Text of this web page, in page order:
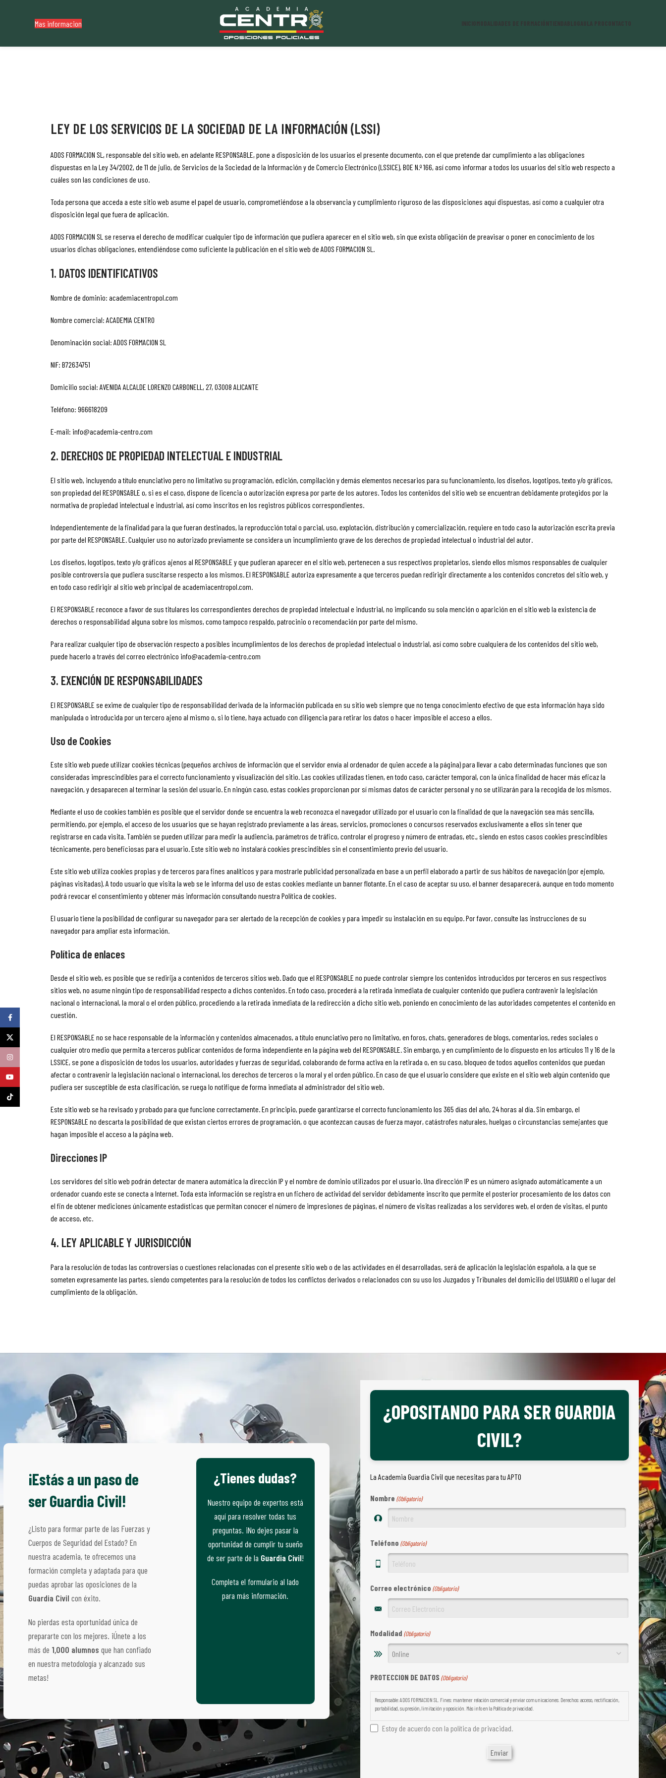
Mas informacion
LEY DE LOS SERVICIOS DE LA SOCIEDAD DE LA INFORMACIÓN (LSSI)
ADOS FORMACION SL, responsable del sitio web, en adelante RESPONSABLE, pone a disposición de los usuarios el presente documento, con el que pretende dar cumplimiento a las obligaciones
dispuestas en la Ley 34/2002, de 11 de julio, de Servicios de la Sociedad de la Información y de Comercio Electrónico (LSSICE), BOE N.º 166, así como informar a todos los usuarios del sitio web respecto a
cuáles son las condiciones de uso.
Toda persona que acceda a este sitio web asume el papel de usuario, comprometiéndose a la observancia y cumplimiento riguroso de las disposiciones aquí dispuestas, así como a cualquier otra
disposición legal que fuera de aplicación.
ADOS FORMACION SL se reserva el derecho de modificar cualquier tipo de información que pudiera aparecer en el sitio web, sin que exista obligación de preavisar o poner en conocimiento de los
usuarios dichas obligaciones, entendiéndose como suficiente la publicación en el sitio web de ADOS FORMACION SL.
1. DATOS IDENTIFICATIVOS
Nombre de dominio: academiacentropol.com
Nombre comercial: ACADEMIA CENTRO
Denominación social: ADOS FORMACION SL
NIF: B72634751
Domicilio social: AVENIDA ALCALDE LORENZO CARBONELL, 27, 03008 ALICANTE
Teléfono: 966618209
E-mail: info@academia-centro.com
2. DERECHOS DE PROPIEDAD INTELECTUAL E INDUSTRIAL
El sitio web, incluyendo a título enunciativo pero no limitativo su programación, edición, compilación y demás elementos necesarios para su funcionamiento, los diseños, logotipos, texto y/o gráficos,
son propiedad del RESPONSABLE o, si es el caso, dispone de licencia o autorización expresa por parte de los autores. Todos los contenidos del sitio web se encuentran debidamente protegidos por la
normativa de propiedad intelectual e industrial, así como inscritos en los registros públicos correspondientes.
Independientemente de la finalidad para la que fueran destinados, la reproducción total o parcial, uso, explotación, distribución y comercialización, requiere en todo caso la autorización escrita previa
por parte del RESPONSABLE. Cualquier uso no autorizado previamente se considera un incumplimiento grave de los derechos de propiedad intelectual o industrial del autor.
Los diseños, logotipos, texto y/o gráficos ajenos al RESPONSABLE y que pudieran aparecer en el sitio web, pertenecen a sus respectivos propietarios, siendo ellos mismos responsables de cualquier
posible controversia que pudiera suscitarse respecto a los mismos. El RESPONSABLE autoriza expresamente a que terceros puedan redirigir directamente a los contenidos concretos del sitio web, y
en todo caso redirigir al sitio web principal de academiacentropol.com.
El RESPONSABLE reconoce a favor de sus titulares los correspondientes derechos de propiedad intelectual e industrial, no implicando su sola mención o aparición en el sitio web la existencia de
derechos o responsabilidad alguna sobre los mismos, como tampoco respaldo, patrocinio o recomendación por parte del mismo.
Para realizar cualquier tipo de observación respecto a posibles incumplimientos de los derechos de propiedad intelectual o industrial, así como sobre cualquiera de los contenidos del sitio web,
puede hacerlo a través del correo electrónico info@academia-centro.com
3. EXENCIÓN DE RESPONSABILIDADES
El RESPONSABLE se exime de cualquier tipo de responsabilidad derivada de la información publicada en su sitio web siempre que no tenga conocimiento efectivo de que esta información haya sido
manipulada o introducida por un tercero ajeno al mismo o, si lo tiene, haya actuado con diligencia para retirar los datos o hacer imposible el acceso a ellos.
Uso de Cookies
Este sitio web puede utilizar cookies técnicas (pequeños archivos de información que el servidor envía al ordenador de quien accede a la página) para llevar a cabo determinadas funciones que son
consideradas imprescindibles para el correcto funcionamiento y visualización del sitio. Las cookies utilizadas tienen, en todo caso, carácter temporal, con la única finalidad de hacer más eficaz la
navegación, y desaparecen al terminar la sesión del usuario. En ningún caso, estas cookies proporcionan por sí mismas datos de carácter personal y no se utilizarán para la recogida de los mismos.
Mediante el uso de cookies también es posible que el servidor donde se encuentra la web reconozca el navegador utilizado por el usuario con la finalidad de que la navegación sea más sencilla,
permitiendo, por ejemplo, el acceso de los usuarios que se hayan registrado previamente a las áreas, servicios, promociones o concursos reservados exclusivamente a ellos sin tener que
registrarse en cada visita. También se pueden utilizar para medir la audiencia, parámetros de tráfico, controlar el progreso y número de entradas, etc., siendo en estos casos cookies prescindibles
técnicamente, pero beneficiosas para el usuario. Este sitio web no instalará cookies prescindibles sin el consentimiento previo del usuario.
Este sitio web utiliza cookies propias y de terceros para fines analíticos y para mostrarle publicidad personalizada en base a un perfil elaborado a partir de sus hábitos de navegación (por ejemplo,
páginas visitadas). A todo usuario que visita la web se le informa del uso de estas cookies mediante un banner flotante. En el caso de aceptar su uso, el banner desaparecerá, aunque en todo momento
podrá revocar el consentimiento y obtener más información consultando nuestra Política de cookies.
El usuario tiene la posibilidad de configurar su navegador para ser alertado de la recepción de cookies y para impedir su instalación en su equipo. Por favor, consulte las instrucciones de su
navegador para ampliar esta información.
Política de enlaces
Desde el sitio web, es posible que se redirija a contenidos de terceros sitios web. Dado que el RESPONSABLE no puede controlar siempre los contenidos introducidos por terceros en sus respectivos
sitios web, no asume ningún tipo de responsabilidad respecto a dichos contenidos. En todo caso, procederá a la retirada inmediata de cualquier contenido que pudiera contravenir la legislación
nacional o internacional, la moral o el orden público, procediendo a la retirada inmediata de la redirección a dicho sitio web, poniendo en conocimiento de las autoridades competentes el contenido en
cuestión.
El RESPONSABLE no se hace responsable de la información y contenidos almacenados, a título enunciativo pero no limitativo, en foros, chats, generadores de blogs, comentarios, redes sociales o
cualquier otro medio que permita a terceros publicar contenidos de forma independiente en la página web del RESPONSABLE. Sin embargo, y en cumplimiento de lo dispuesto en los artículos 11 y 16 de la
LSSICE, se pone a disposición de todos los usuarios, autoridades y fuerzas de seguridad, colaborando de forma activa en la retirada o, en su caso, bloqueo de todos aquellos contenidos que puedan
afectar o contravenir la legislación nacional o internacional, los derechos de terceros o la moral y el orden público. En caso de que el usuario considere que existe en el sitio web algún contenido que
pudiera ser susceptible de esta clasificación, se ruega lo notifique de forma inmediata al administrador del sitio web.
Este sitio web se ha revisado y probado para que funcione correctamente. En principio, puede garantizarse el correcto funcionamiento los 365 días del año, 24 horas al día. Sin embargo, el
RESPONSABLE no descarta la posibilidad de que existan ciertos errores de programación, o que acontezcan causas de fuerza mayor, catástrofes naturales, huelgas o circunstancias semejantes que
hagan imposible el acceso a la página web.
Direcciones IP
Los servidores del sitio web podrán detectar de manera automática la dirección IP y el nombre de dominio utilizados por el usuario. Una dirección IP es un número asignado automáticamente a un
ordenador cuando este se conecta a Internet. Toda esta información se registra en un fichero de actividad del servidor debidamente inscrito que permite el posterior procesamiento de los datos con
el fin de obtener mediciones únicamente estadísticas que permitan conocer el número de impresiones de páginas, el número de visitas realizadas a los servidores web, el orden de visitas, el punto
de acceso, etc.
4. LEY APLICABLE Y JURISDICCIÓN
Para la resolución de todas las controversias o cuestiones relacionadas con el presente sitio web o de las actividades en él desarrolladas, será de aplicación la legislación española, a la que se
someten expresamente las partes, siendo competentes para la resolución de todos los conflictos derivados o relacionados con su uso los Juzgados y Tribunales del domicilio del USUARIO o el lugar del
cumplimiento de la obligación.
¡Estás a un paso de
ser Guardia Civil!
¿Listo para formar parte de las Fuerzas y
Cuerpos de Seguridad del Estado? En
nuestra academia, te ofrecemos una
formación completa y adaptada para que
puedas aprobar las oposiciones de la
Guardia Civil con éxito.
No pierdas esta oportunidad única de
prepararte con los mejores. ¡Únete a los
más de 1,000 alumnos que han confiado
en nuestra metodología y alcanzado sus
metas!
¿Tienes dudas?
Nuestro equipo de expertos está
aquí para resolver todas tus
preguntas. ¡No dejes pasar la
oportunidad de cumplir tu sueño
de ser parte de la Guardia Civil!
Completa el formulario al lado
para más información.
¿OPOSITANDO PARA SER GUARDIA
CIVIL?
La Academia Guardia Civil que necesitas para tu APTO
Nombre (Obligatorio)
Teléfono (Obligatorio)
Correo electrónico (Obligatorio)
Modalidad (Obligatorio)
PROTECCION DE DATOS (Obligatorio)
Responsable: ADOS FORMACION SL. Fines: mantener relación comercial y enviar comunicaciones. Derechos: acceso, rectificación,
portabilidad, supresión, limitación y oposición. Más info en la Política de privacidad.
Estoy de acuerdo con la política de privacidad.